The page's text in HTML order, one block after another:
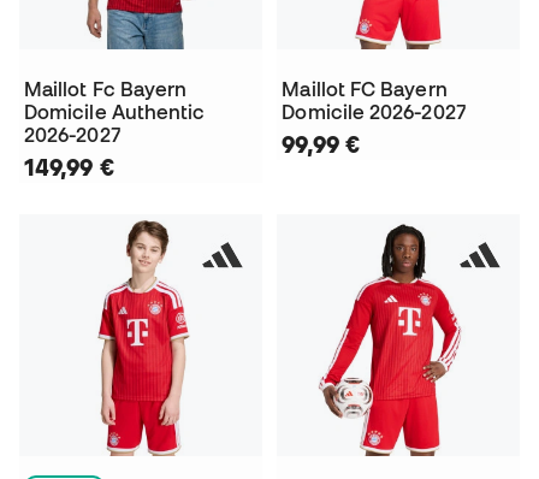
Maillot Fc Bayern
Domicile Authentic
2026-2027
149,99 €
Maillot FC Bayern
Domicile 2026-2027
99,99 €